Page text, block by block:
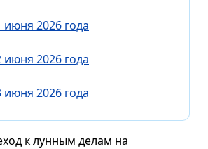
2026 года
2026 года
2026 года
к лунным делам на